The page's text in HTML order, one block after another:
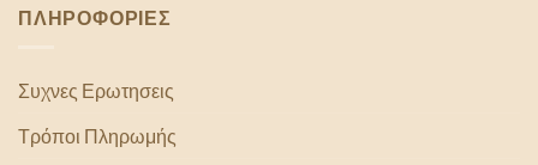
ΠΛΗΡΟΦΟΡΙΕΣ
Συχνες Ερωτησεις
Τρόποι Πληρωμής